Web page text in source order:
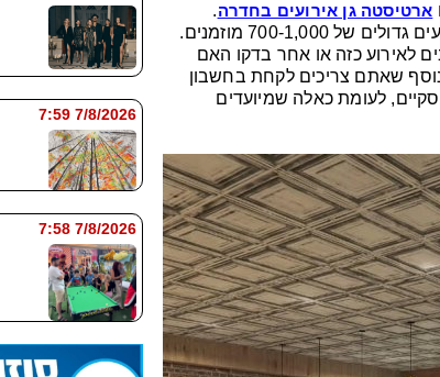
ארטיסטה גן אירועים בחדרה.
לעומתם, יש אולמות וגני אירועים בחדרה המאפשרים לארגן אירועים גדולים של 700-1,000 מוזמנים.
לאירוע כזה או אחר בדקו האם
נוסף שאתם צריכים לקחת בחשבון
לעומת כאלה שמיועדים
7/8/2026 7:59
7/8/2026 7:58